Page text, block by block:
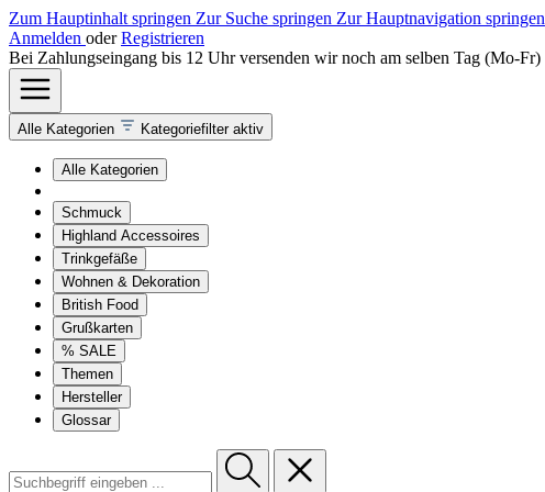
Zum Hauptinhalt springen Zur Suche springen Zur Hauptnavigation springen
Anmelden oder Registrieren
Bei Zahlungseingang bis 12 Uhr versenden wir noch am selben Tag (Mo-Fr)
Alle Kategorien Kategoriefilter aktiv
Alle Kategorien
Schmuck
Highland Accessoires
Trinkgefäße
Wohnen & Dekoration
British Food
Grußkarten
% SALE
Themen
Hersteller
Glossar